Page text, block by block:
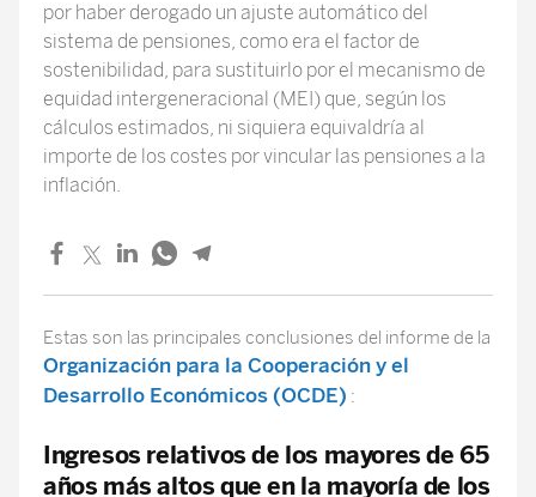
por haber derogado un ajuste automático del
sistema de pensiones, como era el factor de
sostenibilidad, para sustituirlo por el mecanismo de
equidad intergeneracional (MEI) que, según los
cálculos estimados, ni siquiera equivaldría al
importe de los costes por vincular las pensiones a la
inflación.
Estas son las principales conclusiones del informe de la
Organización para la Cooperación y el
Desarrollo Económicos (OCDE) :
Ingresos relativos de los mayores de 65
años más altos que en la mayoría de los